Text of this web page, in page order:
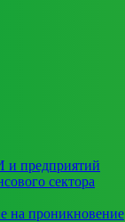
и предприятий
сектора
на проникновение